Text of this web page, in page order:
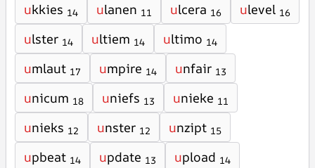
ukkies 14 ulanen 11 ulcera 16 ulevel 16
ulster 14 ultiem 14 ultimo 14
umlaut 17 umpire 14 unfair 13
unicum 18 uniefs 13 unieke 11
unieks 12 unster 12 unzipt 15
upbeat 14 update 13 upload 14